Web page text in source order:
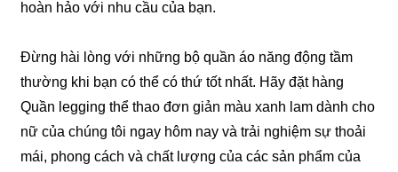
hoàn hảo với nhu cầu của bạn.
Đừng hài lòng với những bộ quần áo năng động tầm
thường khi bạn có thể có thứ tốt nhất. Hãy đặt hàng
Quần legging thể thao đơn giản màu xanh lam dành cho
nữ của chúng tôi ngay hôm nay và trải nghiệm sự thoải
mái, phong cách và chất lượng của các sản phẩm của